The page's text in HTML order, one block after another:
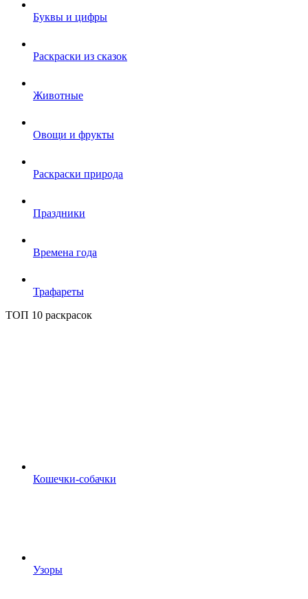
Буквы и цифры
Раскраски из сказок
Животные
Овощи и фрукты
Раскраски природа
Праздники
Времена года
Трафареты
ТОП 10 раскрасок
Кошечки-собачки
Узоры